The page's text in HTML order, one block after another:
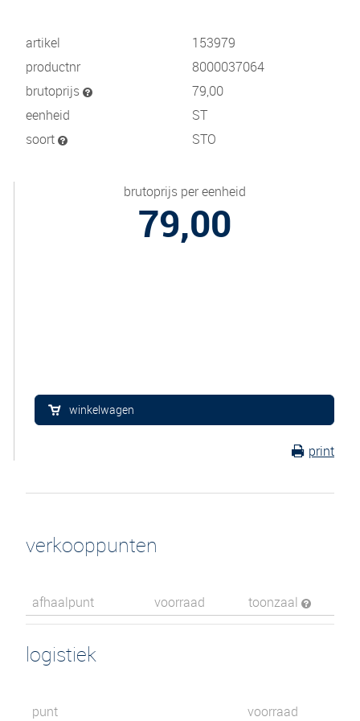
artikel
153979
productnr
8000037064
brutoprijs
79,00
eenheid
ST
soort
STO
brutoprijs per eenheid
79,00
winkelwagen
print
verkooppunten
afhaalpunt voorraad toonzaal
logistiek
punt voorraad